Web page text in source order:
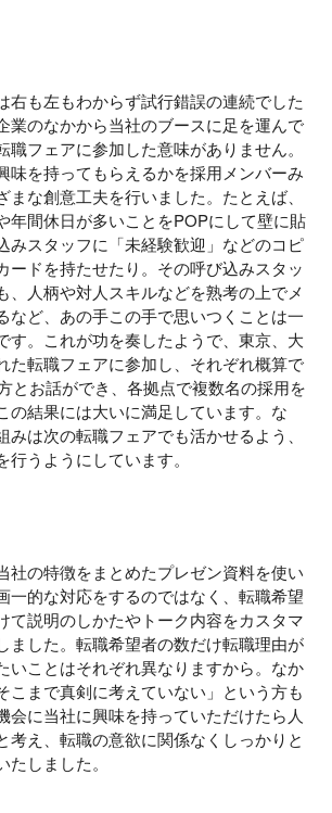
右も左もわからず試行錯誤の連続でした
業のなかから当社のブースに足を運んで
職フェアに参加した意味がありません。
味を持ってもらえるかを採用メンバーみ
まな創意工夫を行いました。たとえば、
年間休日が多いことをPOPにして壁に貼
みスタッフに「未経験歓迎」などのコピ
ードを持たせたり。その呼び込みスタッ
、人柄や対人スキルなどを熟考の上でメ
など、あの手この手で思いつくことは一
す。これが功を奏したようで、東京、大
た転職フェアに参加し、それぞれ概算で
とお話ができ、各拠点で複数名の採用を
の結果には大いに満足しています。な
みは次の転職フェアでも活かせるよう、
うようにしています。
社の特徴をまとめたプレゼン資料を使い
一的な対応をするのではなく、転職希望
て説明のしかたやトーク内容をカスタマ
ました。転職希望者の数だけ転職理由が
いことはそれぞれ異なりますから。なか
こまで真剣に考えていない」という方も
会に当社に興味を持っていただけたら人
考え、転職の意欲に関係なくしっかりと
しました。